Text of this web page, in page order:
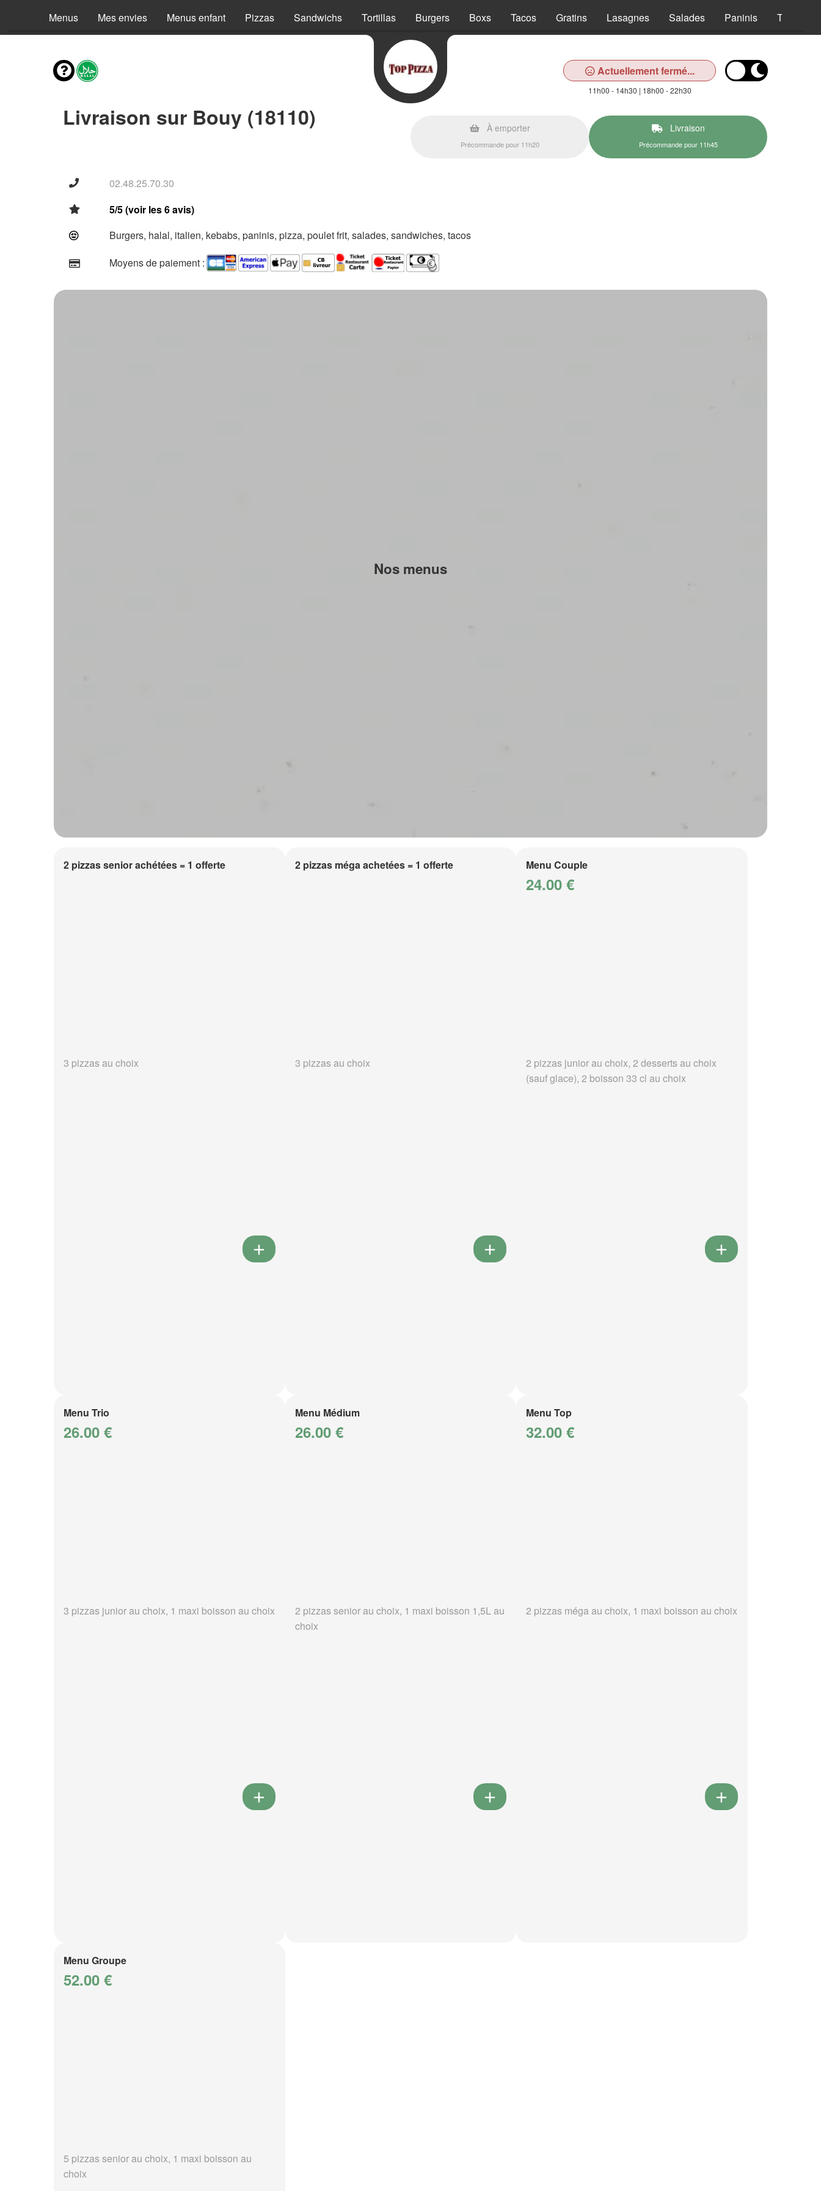
Menus Mes envies Menus enfant Pizzas Sandwichs Tortillas Burgers Boxs Tacos Gratins Lasagnes Salades Paninis Tex Mex
Actuellement fermé...
11h00 - 14h30 | 18h00 - 22h30
Livraison sur Bouy (18110) À emporter
Précommande pour 11h20
Livraison
Précommande pour 11h45
02.48.25.70.30
5/5 (voir les 6 avis)
Burgers, halal, italien, kebabs, paninis, pizza, poulet frit, salades, sandwiches, tacos
Moyens de paiement :
Nos menus
2 pizzas senior achétées = 1 offerte
3 pizzas au choix
2 pizzas méga achetées = 1 offerte
3 pizzas au choix
Menu Couple
24.00 €
2 pizzas junior au choix, 2 desserts au choix
(sauf glace), 2 boisson 33 cl au choix
Menu Trio
26.00 €
3 pizzas junior au choix, 1 maxi boisson au choix
Menu Médium
26.00 €
2 pizzas senior au choix, 1 maxi boisson 1,5L au
choix
Menu Top
32.00 €
2 pizzas méga au choix, 1 maxi boisson au choix
Menu Groupe
52.00 €
5 pizzas senior au choix, 1 maxi boisson au
choix